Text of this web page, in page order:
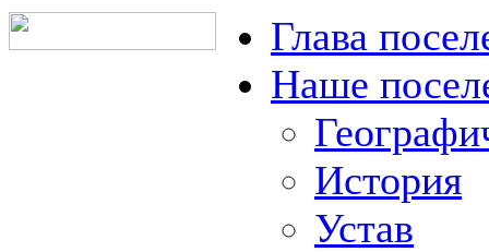
Глава
Наше
История
Устав